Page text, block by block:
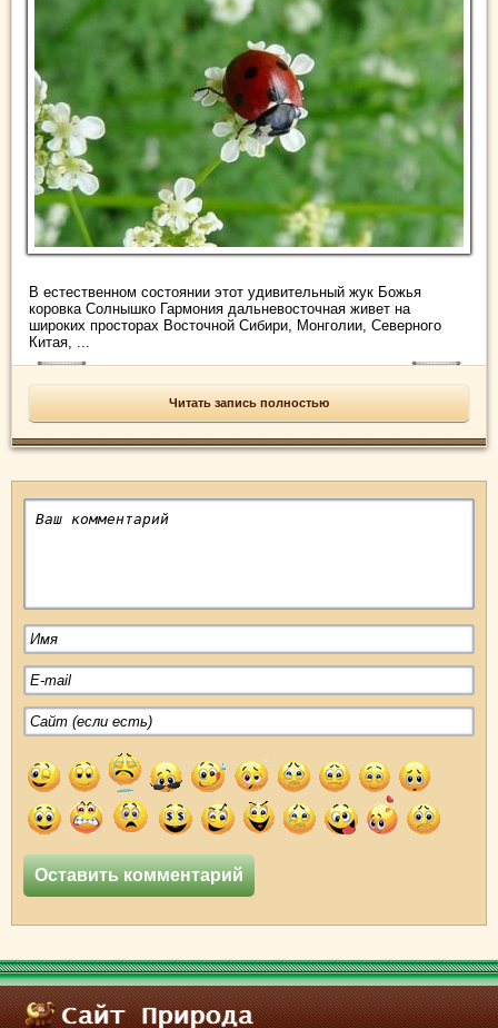
В естественном состоянии этот удивительный жук Божья
коровка Солнышко Гармония дальневосточная живет на
широких просторах Восточной Сибири, Монголии, Северного
Китая, ...
Читать запись полностью